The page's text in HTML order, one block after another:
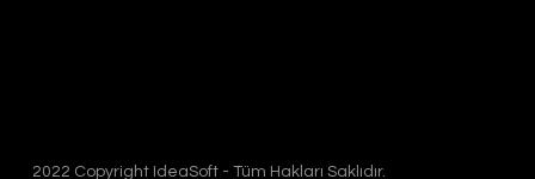
2022 Copyright IdeaSoft - Tüm Hakları Saklıdır.